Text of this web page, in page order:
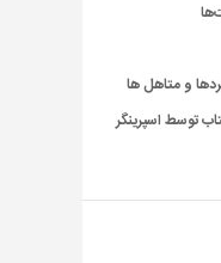
و متاهل ها
۴۰۰ عنوان کتاب توسط اسپرینگر